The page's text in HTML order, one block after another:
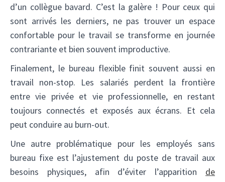
d’un collègue bavard. C’est la galère ! Pour ceux qui
sont arrivés les derniers, ne pas trouver un espace
confortable pour le travail se transforme en journée
contrariante et bien souvent improductive.
Finalement, le bureau flexible finit souvent aussi en
travail non-stop. Les salariés perdent la frontière
entre vie privée et vie professionnelle, en restant
toujours connectés et exposés aux écrans. Et cela
peut conduire au burn-out.
Une autre problématique pour les employés sans
bureau fixe est l’ajustement du poste de travail aux
besoins physiques, afin d’éviter l’apparition de